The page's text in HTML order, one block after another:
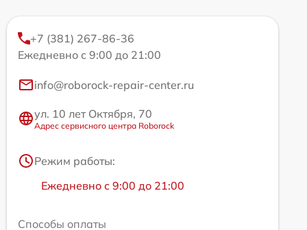
+7 (381) 267-86-36
Ежедневно с 9:00 до 21:00
info@roborock-repair-center.ru
ул. 10 лет Октября, 70
Адрес сервисного центра Roborock
Режим работы:
Ежедневно с 9:00 до 21:00
Способы оплаты